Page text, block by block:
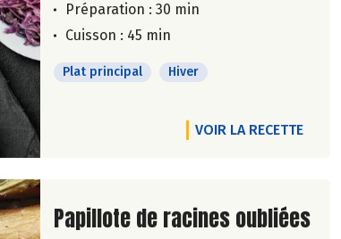
Préparation : 30 min
Cuisson : 45 min
Plat principal Hiver
VOIR LA RECETTE
Lire la suite de la recette
Papillote de racines oubliées